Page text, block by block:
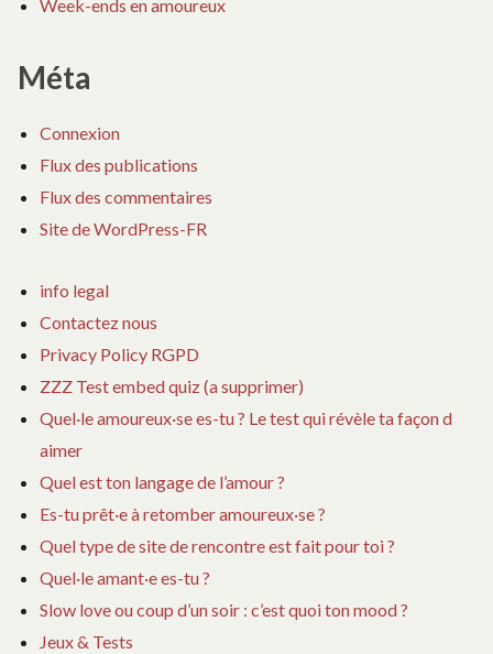
Week-ends en amoureux
Méta
Connexion
Flux des publications
Flux des commentaires
Site de WordPress-FR
info legal
Contactez nous
Privacy Policy RGPD
ZZZ Test embed quiz (a supprimer)
Quel·le amoureux·se es-tu ? Le test qui révèle ta façon d
aimer
Quel est ton langage de l’amour ?
Es-tu prêt·e à retomber amoureux·se ?
Quel type de site de rencontre est fait pour toi ?
Quel·le amant·e es-tu ?
Slow love ou coup d’un soir : c’est quoi ton mood ?
Jeux & Tests